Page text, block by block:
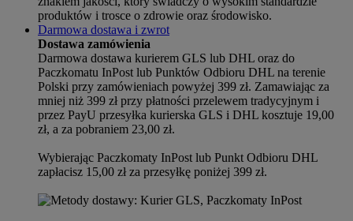
produktów i trosce o zdrowie oraz środowisko.
Darmowa dostawa i zwrot
Dostawa zamówienia
Darmowa dostawa kurierem GLS lub DHL oraz do
Paczkomatu InPost lub Punktów Odbioru DHL na terenie
Polski przy zamówieniach powyżej 399 zł. Zamawiając za
mniej niż 399 zł przy płatności przelewem tradycyjnym i
przez PayU przesyłka kurierska GLS i DHL kosztuje 19,00
zł, a za pobraniem 23,00 zł.
Wybierając Paczkomaty InPost lub Punkt Odbioru DHL
zapłacisz 15,00 zł za przesyłkę poniżej 399 zł.